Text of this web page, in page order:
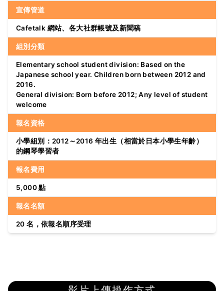
宣傳管道
Cafetalk 網站、各大社群帳號及新聞稿
組別分類
Elementary school student division: Based on the
Japanese school year. Children born between 2012 and
2016.
General division: Born before 2012; Any level of student
welcome
報名資格
小學組別：2012～2016 年出生（相當於日本小學生年齡）
的鋼琴學習者
報名費用
5,000 點
報名名額
20 名，依報名順序受理